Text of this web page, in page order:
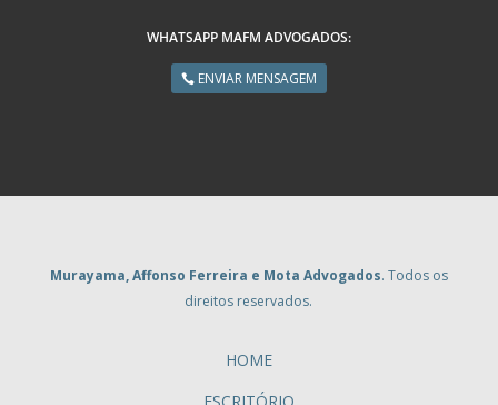
WHATSAPP MAFM ADVOGADOS:
ENVIAR MENSAGEM
Murayama, Affonso Ferreira e Mota Advogados. Todos os
direitos reservados.
HOME